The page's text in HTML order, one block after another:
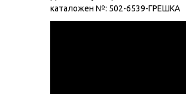
каталожен №: 502-6539-ГРЕШКА